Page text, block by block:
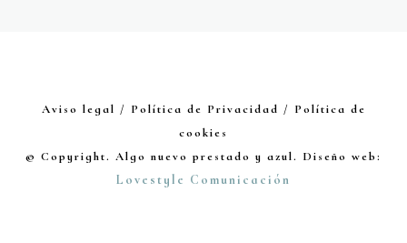
Aviso legal / Política de Privacidad / Política de
cookies
© Copyright. Algo nuevo prestado y azul. Diseño web:
Lovestyle Comunicación